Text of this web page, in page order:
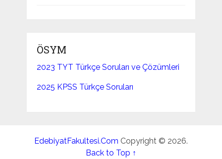
ÖSYM
2023 TYT Türkçe Soruları ve Çözümleri
2025 KPSS Türkçe Soruları
EdebiyatFakultesi.Com Copyright © 2026.
Back to Top ↑